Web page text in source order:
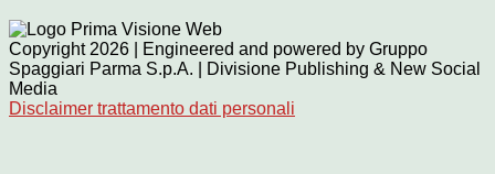
Copyright 2026 | Engineered and powered by Gruppo
Spaggiari Parma S.p.A. | Divisione Publishing & New Social
Media
Disclaimer trattamento dati personali